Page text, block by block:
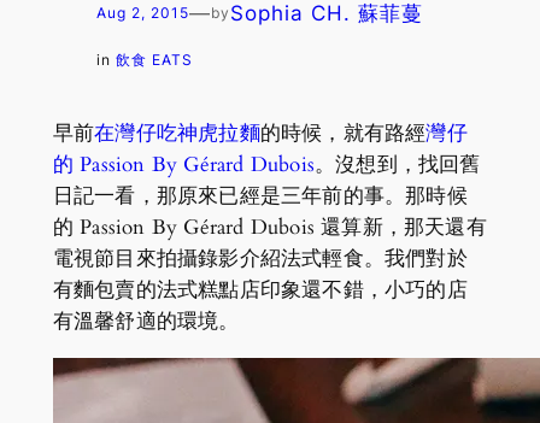
Aug 2, 2015—by Sophia CH. 蘇菲蔓
in 飲食 EATS
早前在灣仔吃神虎拉麵的時候，就有路經灣仔
的 Passion By Gérard Dubois。沒想到，找回舊
日記一看，那原來已經是三年前的事。那時候
的 Passion By Gérard Dubois 還算新，那天還有
電視節目來拍攝錄影介紹法式輕食。我們對於
有麵包賣的法式糕點店印象還不錯，小巧的店
有溫馨舒適的環境。